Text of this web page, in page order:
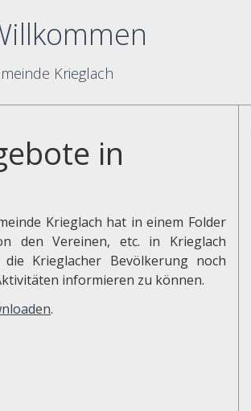
Krieglach
in
Krieglach hat in einem Folder
den Vereinen, etc. in Krieglach
Krieglacher Bevölkerung noch
informieren zu können.
.